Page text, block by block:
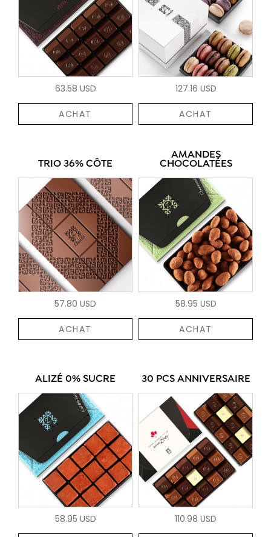
63.58 USD
ACHAT
127.16 USD
ACHAT
TRIO 36% CÔTE
57.80 USD
ACHAT
AMANDES
CHOCOLATÉES
58.95 USD
ACHAT
ALIZÉ 0% SUCRE
58.95 USD
30 PCS ANNIVERSAIRE
110.98 USD